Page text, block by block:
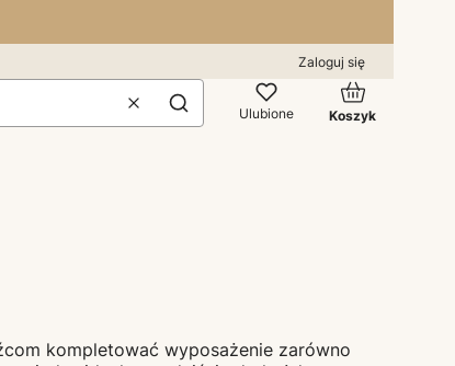
Zaloguj się
WyczyśćSzukaj Ulubione
Produkty w
Koszyk
kompletować wyposażenie zarówno